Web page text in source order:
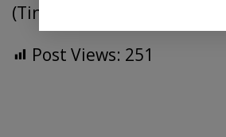
(Ting)
Post Views: 251